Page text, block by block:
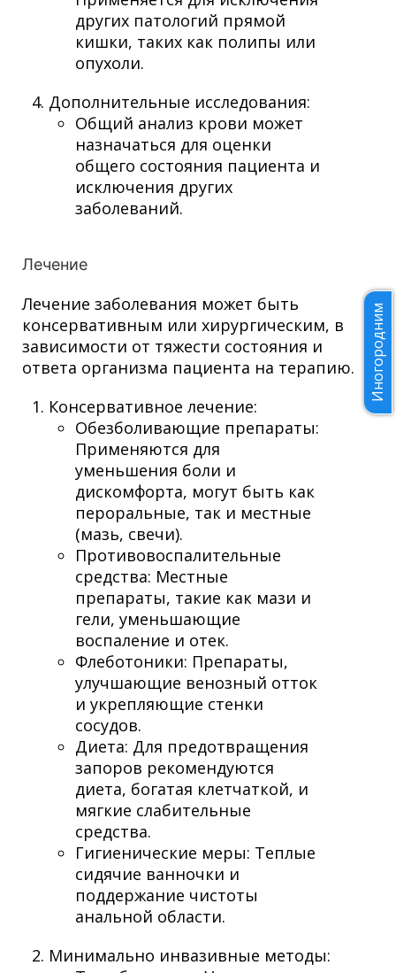
других патологий прямой
кишки, таких как полипы или
опухоли.
Дополнительные исследования:
Общий анализ крови может
назначаться для оценки
общего состояния пациента и
исключения других
заболеваний.
Лечение
Лечение заболевания может быть
консервативным или хирургическим, в
зависимости от тяжести состояния и
ответа организма пациента на терапию.
Консервативное лечение:
Обезболивающие препараты:
Применяются для
уменьшения боли и
дискомфорта, могут быть как
пероральные, так и местные
(мазь, свечи).
Противовоспалительные
средства: Местные
препараты, такие как мази и
гели, уменьшающие
воспаление и отек.
Флеботоники: Препараты,
улучшающие венозный отток
и укрепляющие стенки
сосудов.
Диета: Для предотвращения
запоров рекомендуются
диета, богатая клетчаткой, и
мягкие слабительные
средства.
Гигиенические меры: Теплые
сидячие ванночки и
поддержание чистоты
анальной области.
Минимально инвазивные методы:
Иногородним